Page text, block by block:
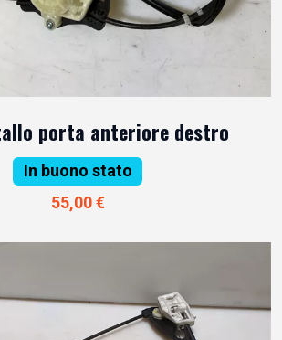
porta anteriore destro
In buono stato
55,00 €